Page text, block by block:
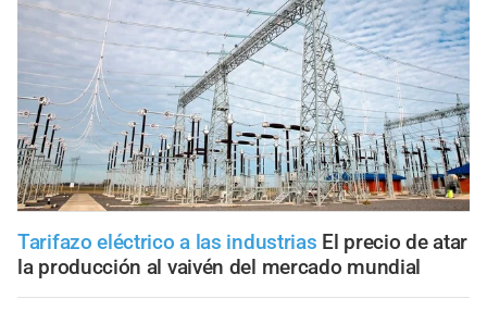
Tarifazo eléctrico a las industrias El precio de atar
la producción al vaivén del mercado mundial